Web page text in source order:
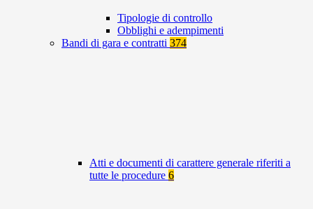
Tipologie di controllo
Obblighi e adempimenti
Bandi di gara e contratti 374
Atti e documenti di carattere generale riferiti a
tutte le procedure 6